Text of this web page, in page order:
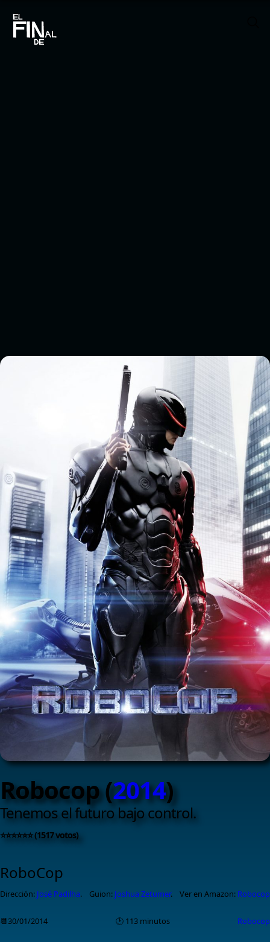
Robocop (2014)
Tenemos el futuro bajo control.
⭐⭐⭐⭐⭐⭐ (1517 votos)
RoboCop
Dirección: José Padilha. Guion: Joshua Zetumer. Ver en Amazon: Robocop
📆30/01/2014 🕑 113 minutos Robocop